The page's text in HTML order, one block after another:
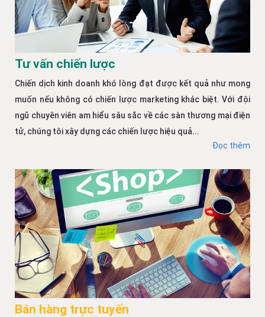
Tư vấn chiến lược
Chiến dịch kinh doanh khó lòng đạt được kết quả như mong
muốn nếu không có chiến lược marketing khác biệt. Với đội
ngũ chuyên viên am hiểu sâu sắc về các sàn thương mại điện
tử, chúng tôi xây dựng các chiến lược hiệu quả...
Đọc thêm
Bán hàng trực tuyến